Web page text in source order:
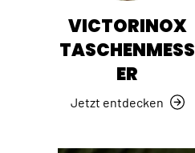
VICTORINOX
TASCHENMESS
ER
Jetzt entdecken